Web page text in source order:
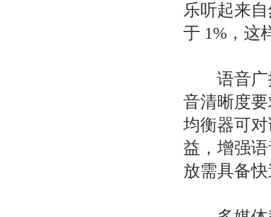
乐听起来
于 1%，这
语音广播
音清晰度
均衡器可
益，增强
放需具备